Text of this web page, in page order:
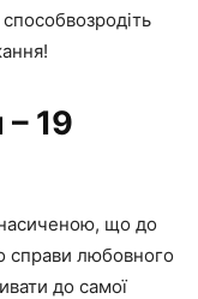
– 19
насиченою, що до
справи любовного
до самої